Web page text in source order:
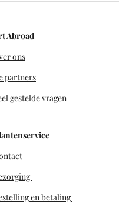
Abroad
ons
partners
gestelde vragen
en betaling